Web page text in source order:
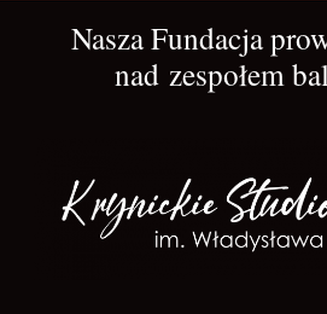
Nasza Fundacja
nad zespołem